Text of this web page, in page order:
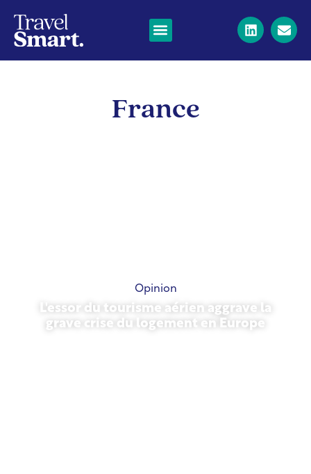
France
Opinion
L'essor du tourisme aérien aggrave la
grave crise du logement en Europe